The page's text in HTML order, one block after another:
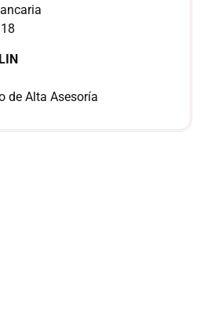
de Alta Asesoría